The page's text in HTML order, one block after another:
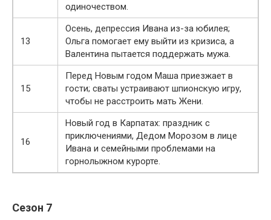
одиночеством.
13
Осень, депрессия Ивана из-за юбилея;
Ольга помогает ему выйти из кризиса, а
Валентина пытается поддержать мужа.
15
Перед Новым годом Маша приезжает в
гости; сваты устраивают шпионскую игру,
чтобы не расстроить мать Жени.
16
Новый год в Карпатах: праздник с
приключениями, Дедом Морозом в лице
Ивана и семейными проблемами на
горнолыжном курорте.
Сезон 7